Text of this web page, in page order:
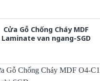
Cửa Gỗ Chống Cháy MDF
Laminate van ngang-SGD